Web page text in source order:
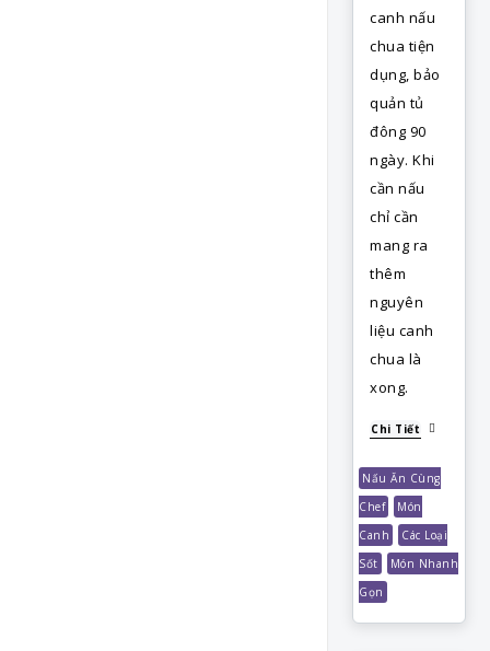
canh nấu
chua tiện
dụng, bảo
quản tủ
đông 90
ngày. Khi
cần nấu
chỉ cần
mang ra
thêm
nguyên
liệu canh
chua là
xong.
Chi Tiết
Nấu Ăn Cùng
Chef
Món
Canh
Các Loại
Sốt
Món Nhanh
Gọn